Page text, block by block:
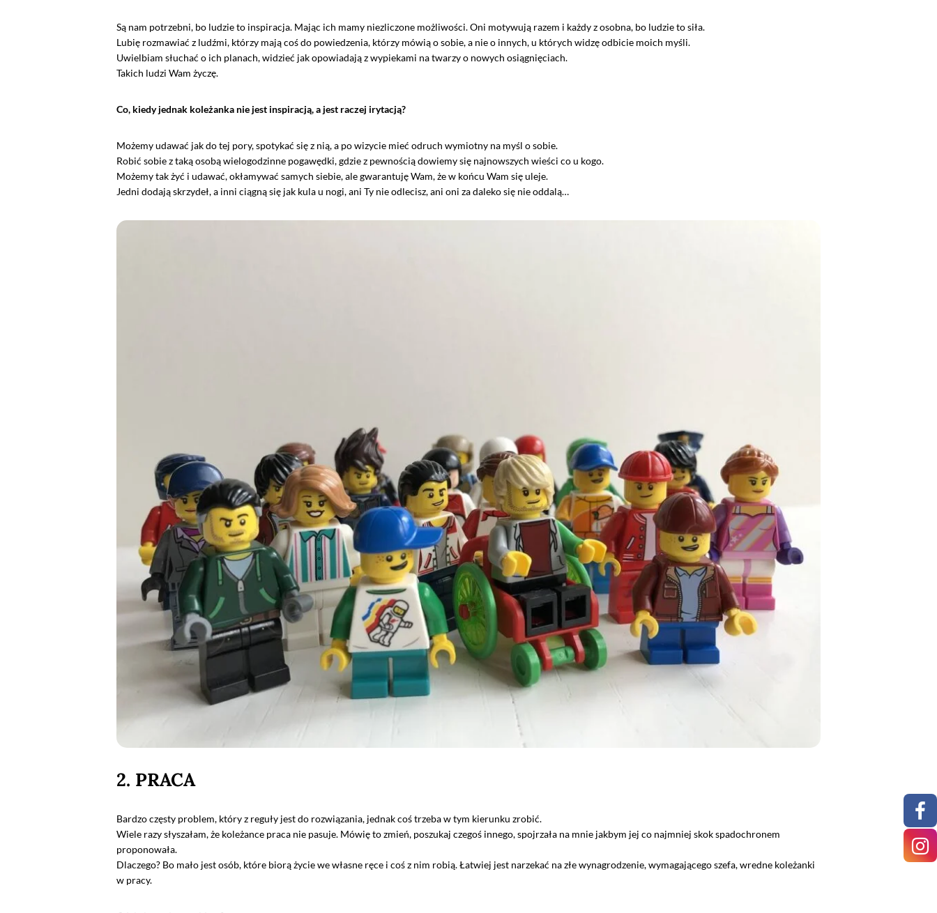
Są nam potrzebni, bo ludzie to inspiracja. Mając ich mamy niezliczone możliwości. Oni motywują razem i każdy z osobna, bo ludzie to siła.
Lubię rozmawiać z ludźmi, którzy mają coś do powiedzenia, którzy mówią o sobie, a nie o innych, u których widzę odbicie moich myśli.
Uwielbiam słuchać o ich planach, widzieć jak opowiadają z wypiekami na twarzy o nowych osiągnięciach.
Takich ludzi Wam życzę.
Co, kiedy jednak koleżanka nie jest inspiracją, a jest raczej irytacją?
Możemy udawać jak do tej pory, spotykać się z nią, a po wizycie mieć odruch wymiotny na myśl o sobie.
Robić sobie z taką osobą wielogodzinne pogawędki, gdzie z pewnością dowiemy się najnowszych wieści co u kogo.
Możemy tak żyć i udawać, okłamywać samych siebie, ale gwarantuję Wam, że w końcu Wam się uleje.
Jedni dodają skrzydeł, a inni ciągną się jak kula u nogi, ani Ty nie odlecisz, ani oni za daleko się nie oddalą…
2. PRACA
Bardzo częsty problem, który z reguły jest do rozwiązania, jednak coś trzeba w tym kierunku zrobić.
Wiele razy słyszałam, że koleżance praca nie pasuje. Mówię to zmień, poszukaj czegoś innego, spojrzała na mnie jakbym jej co najmniej skok spadochronem
proponowała.
Dlaczego? Bo mało jest osób, które biorą życie we własne ręce i coś z nim robią. Łatwiej jest narzekać na złe wynagrodzenie, wymagającego szefa, wredne koleżanki
w pracy.